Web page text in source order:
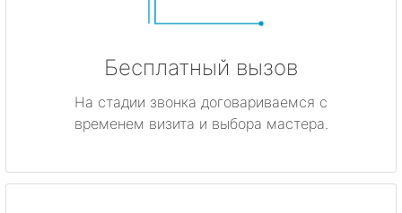
Бесплатный вызов
На стадии звонка договариваемся с
временем визита и выбора мастера.